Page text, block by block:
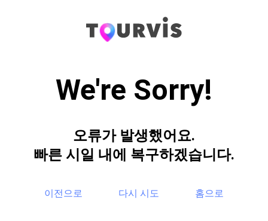
We're Sorry!
오류가 발생했어요.
빠른 시일 내에 복구하겠습니다.
이전으로 다시 시도 홈으로